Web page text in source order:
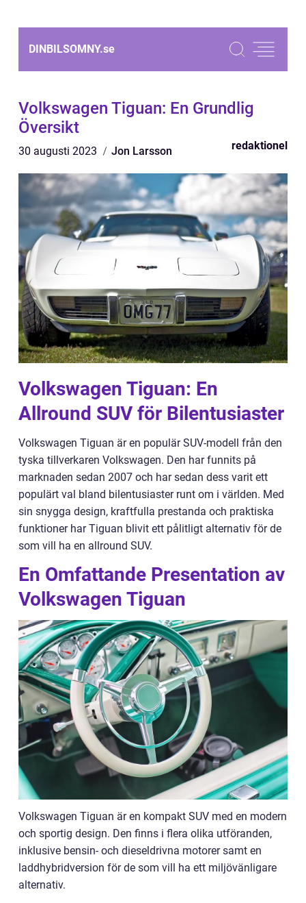
DINBILSOMNY.se
Volkswagen Tiguan: En Grundlig
Översikt
30 augusti 2023 Jon Larsson redaktionel
Volkswagen Tiguan: En
Allround SUV för Bilentusiaster
Volkswagen Tiguan är en populär SUV-modell från den
tyska tillverkaren Volkswagen. Den har funnits på
marknaden sedan 2007 och har sedan dess varit ett
populärt val bland bilentusiaster runt om i världen. Med
sin snygga design, kraftfulla prestanda och praktiska
funktioner har Tiguan blivit ett pålitligt alternativ för de
som vill ha en allround SUV.
En Omfattande Presentation av
Volkswagen Tiguan
Volkswagen Tiguan är en kompakt SUV med en modern
och sportig design. Den finns i flera olika utföranden,
inklusive bensin- och dieseldrivna motorer samt en
laddhybridversion för de som vill ha ett miljövänligare
alternativ.